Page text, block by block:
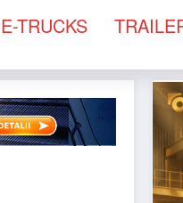
E-TRUCKS
permanent